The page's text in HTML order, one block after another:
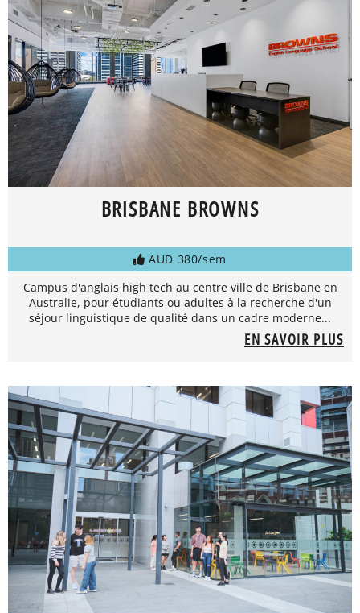
BRISBANE BROWNS
AUD 380/sem
Campus d'anglais high tech au centre ville de Brisbane en
Australie, pour étudiants ou adultes à la recherche d'un
séjour linguistique de qualité dans un cadre moderne...
EN SAVOIR PLUS